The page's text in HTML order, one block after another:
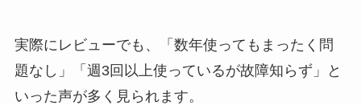
実際にレビューでも、「数年使ってもまったく問
題なし」「週3回以上使っているが故障知らず」と
いった声が多く見られます。